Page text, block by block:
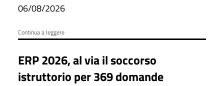
06/08/2026
Continua a leggere
ERP 2026, al via il soccorso
istruttorio per 369 domande